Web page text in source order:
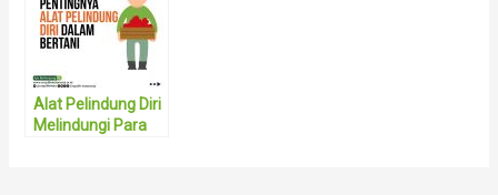
Merah
Alat Pelindung Diri
Melindungi Para